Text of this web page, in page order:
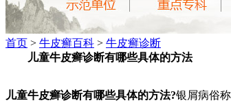
首页 > 牛皮癣百科 > 牛皮癣诊断
儿童牛皮癣诊断有哪些具体的方法
儿童牛皮癣诊断有哪些具体的方法?银屑病俗